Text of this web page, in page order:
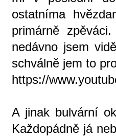
ostatníma
primárně
nedávno jsem
schválně jem to
https://
A jinak bulvární
Každopádně já